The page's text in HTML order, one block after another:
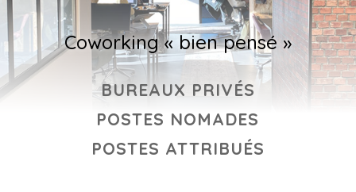
Coworking « bien pensé »
BUREAUX PRIVÉS
POSTES NOMADES
POSTES ATTRIBUÉS